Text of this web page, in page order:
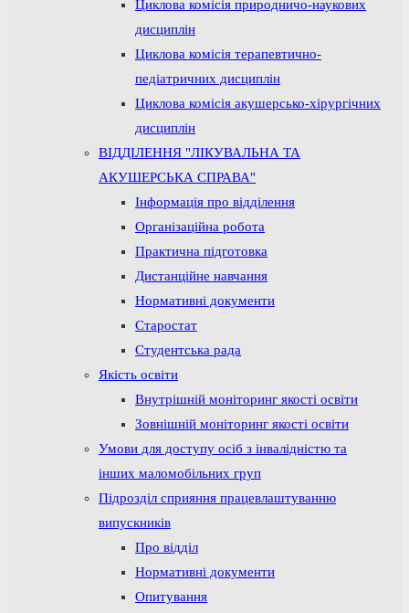
Циклова комісія природничо-наукових
дисциплін
Циклова комісія терапевтично-
педіатричних дисциплін
Циклова комісія акушерсько-хірургічних
дисциплін
ВІДДІЛЕННЯ "ЛІКУВАЛЬНА ТА
АКУШЕРСЬКА СПРАВА"
Інформація про відділення
Організаційна робота
Практична підготовка
Дистанційне навчання
Нормативні документи
Старостат
Студентська рада
Якість освіти
Внутрішній моніторинг якості освіти
Зовнішній моніторинг якості освіти
Умови для доступу осіб з інвалідністю та
інших маломобільних груп
Підрозділ сприяння працевлаштуванню
випускників
Про відділ
Нормативні документи
Опитування